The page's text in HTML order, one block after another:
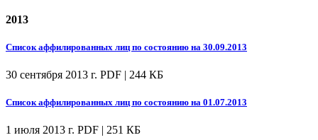
2013
Список аффилированных лиц по состоянию на 30.09.2013
30 сентября 2013 г. PDF | 244 КБ
Список аффилированных лиц по состоянию на 01.07.2013
1 июля 2013 г. PDF | 251 КБ